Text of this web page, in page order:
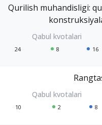
Qurilish muhandisligi:
24 8 16
10 2 8